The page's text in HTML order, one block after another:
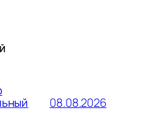
08.08.2026